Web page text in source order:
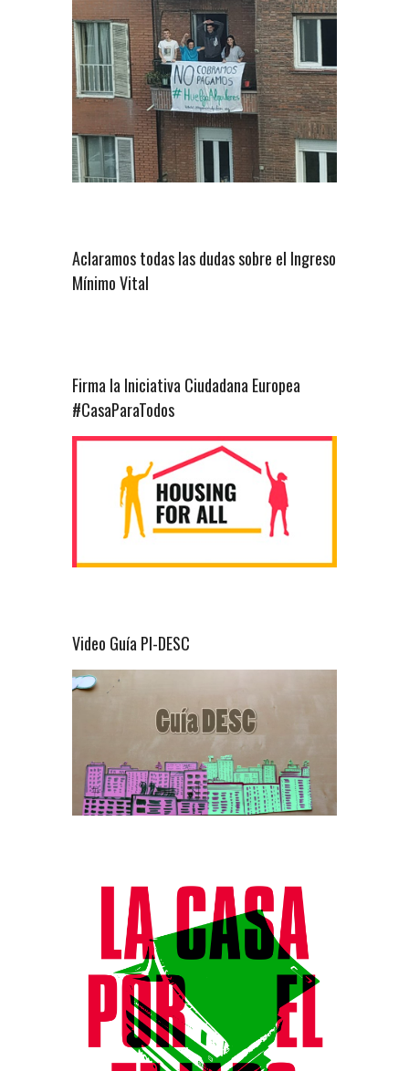
Aclaramos todas las dudas sobre el Ingreso
Mínimo Vital
Firma la Iniciativa Ciudadana Europea
#CasaParaTodos
Video Guía PI-DESC